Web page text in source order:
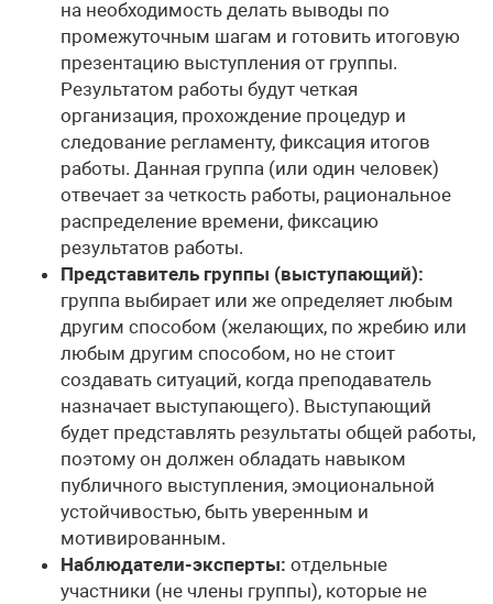
на необходимость делать выводы по
промежуточным шагам и готовить итоговую
презентацию выступления от группы.
Результатом работы будут четкая
организация, прохождение процедур и
следование регламенту, фиксация итогов
работы. Данная группа (или один человек)
отвечает за четкость работы, рациональное
распределение времени, фиксацию
результатов работы.
Представитель группы (выступающий):
группа выбирает или же определяет любым
другим способом (желающих, по жребию или
любым другим способом, но не стоит
создавать ситуаций, когда преподаватель
назначает выступающего). Выступающий
будет представлять результаты общей работы,
поэтому он должен обладать навыком
публичного выступления, эмоциональной
устойчивостью, быть уверенным и
мотивированным.
Наблюдатели-эксперты: отдельные
участники (не члены группы), которые не